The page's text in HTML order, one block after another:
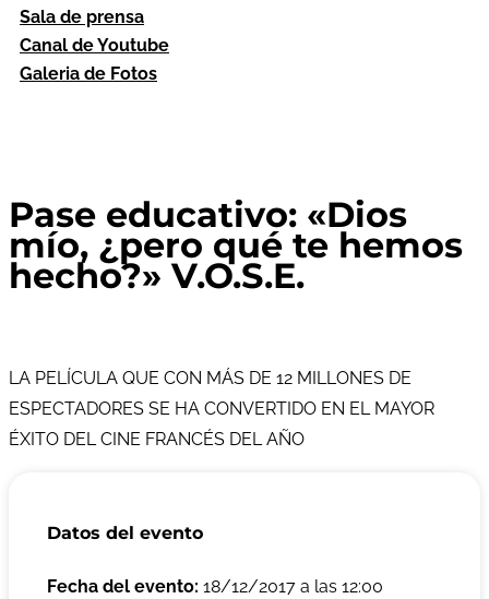
Sala de prensa
Canal de Youtube
Galeria de Fotos
Pase educativo: «Dios
mío, ¿pero qué te hemos
hecho?» V.O.S.E.
LA PELÍCULA QUE CON MÁS DE 12 MILLONES DE
ESPECTADORES SE HA CONVERTIDO EN EL MAYOR
ÉXITO DEL CINE FRANCÉS DEL AÑO
Datos del evento
Fecha del evento: 18/12/2017 a las 12:00